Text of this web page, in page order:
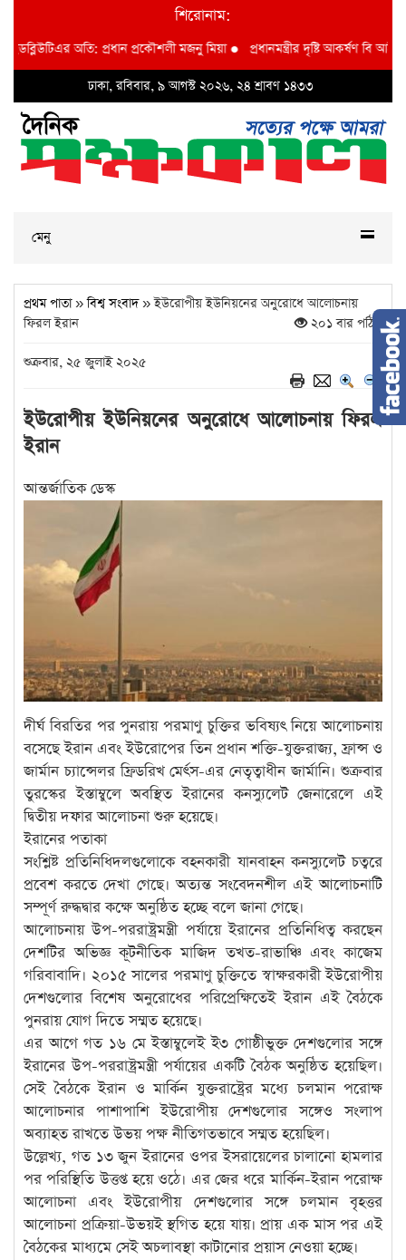
শিরোনাম:
অতি: প্রধান প্রকৌশলী মজনু মিয়া●প্রধানমন্ত্রীর দৃষ্টি আকর্ষণ বি আই
ঢাকা, রবিবার, ৯ আগস্ট ২০২৬, ২৪ শ্রাবণ ১৪৩৩
মেনু
প্রথম পাতা»বিশ্ব সংবাদ» ইউরোপীয় ইউনিয়নের অনুরোধে আলোচনায়
ফিরল ইরান
২০১ বার পঠিত
শুক্রবার, ২৫ জুলাই ২০২৫
ইউরোপীয় ইউনিয়নের অনুরোধে আলোচনায় ফিরল
ইরান
আন্তর্জাতিক ডেস্ক
দীর্ঘ বিরতির পর পুনরায় পরমাণু চুক্তির ভবিষ্যৎ নিয়ে আলোচনায়
বসেছে ইরান এবং ইউরোপের তিন প্রধান শক্তি-যুক্তরাজ্য, ফ্রান্স ও
জার্মান চ্যান্সেলর ফ্রিডরিখ মের্ৎস-এর নেতৃত্বাধীন জার্মানি। শুক্রবার
তুরস্কের ইস্তাম্বুলে অবস্থিত ইরানের কনস্যুলেট জেনারেলে এই
দ্বিতীয় দফার আলোচনা শুরু হয়েছে।
ইরানের পতাকা
সংশ্লিষ্ট প্রতিনিধিদলগুলোকে বহনকারী যানবাহন কনস্যুলেট চত্বরে
প্রবেশ করতে দেখা গেছে। অত্যন্ত সংবেদনশীল এই আলোচনাটি
সম্পূর্ণ রুদ্ধদ্বার কক্ষে অনুষ্ঠিত হচ্ছে বলে জানা গেছে।
আলোচনায় উপ-পররাষ্ট্রমন্ত্রী পর্যায়ে ইরানের প্রতিনিধিত্ব করছেন
দেশটির অভিজ্ঞ কূটনীতিক মাজিদ তখত-রাভাঞ্চি এবং কাজেম
গরিবাবাদি। ২০১৫ সালের পরমাণু চুক্তিতে স্বাক্ষরকারী ইউরোপীয়
দেশগুলোর বিশেষ অনুরোধের পরিপ্রেক্ষিতেই ইরান এই বৈঠকে
পুনরায় যোগ দিতে সম্মত হয়েছে।
এর আগে গত ১৬ মে ইস্তাম্বুলেই ই৩ গোষ্ঠীভুক্ত দেশগুলোর সঙ্গে
ইরানের উপ-পররাষ্ট্রমন্ত্রী পর্যায়ের একটি বৈঠক অনুষ্ঠিত হয়েছিল।
সেই বৈঠকে ইরান ও মার্কিন যুক্তরাষ্ট্রের মধ্যে চলমান পরোক্ষ
আলোচনার পাশাপাশি ইউরোপীয় দেশগুলোর সঙ্গেও সংলাপ
অব্যাহত রাখতে উভয় পক্ষ নীতিগতভাবে সম্মত হয়েছিল।
উল্লেখ্য, গত ১৩ জুন ইরানের ওপর ইসরায়েলের চালানো হামলার
পর পরিস্থিতি উত্তপ্ত হয়ে ওঠে। এর জের ধরে মার্কিন-ইরান পরোক্ষ
আলোচনা এবং ইউরোপীয় দেশগুলোর সঙ্গে চলমান বৃহত্তর
আলোচনা প্রক্রিয়া-উভয়ই স্থগিত হয়ে যায়। প্রায় এক মাস পর এই
বৈঠকের মাধ্যমে সেই অচলাবস্থা কাটানোর প্রয়াস নেওয়া হচ্ছে।